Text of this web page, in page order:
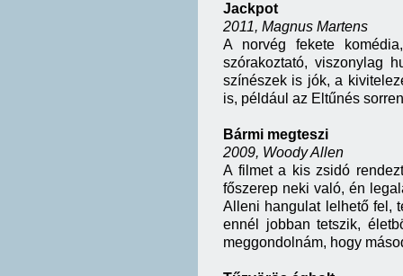
Jackpot
2011, Magnus Martens
A norvég fekete
szórakoztató, viszonylag
színészek is jók, a
is, például az Eltűnés
Bármi megteszi
2009, Woody Allen
A filmet a kis zsidó
főszerep neki való, én
Alleni hangulat lelhető fel,
ennél jobban tetszik,
meggondolnám, hogy